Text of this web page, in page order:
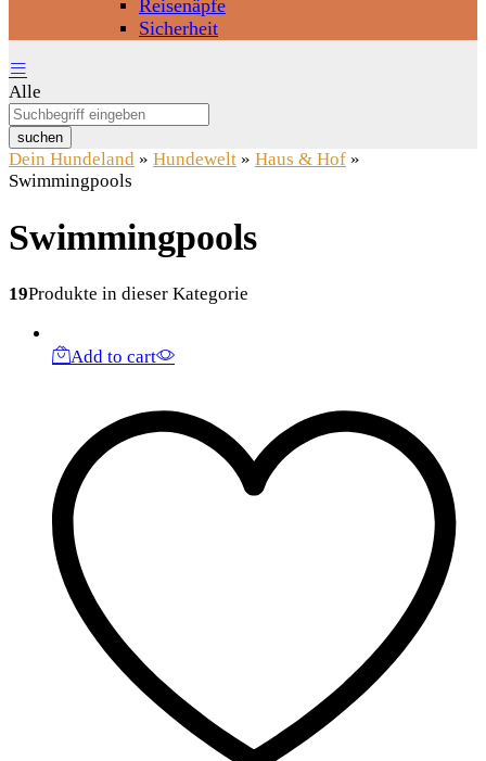
Reisenäpfe
Sicherheit
Alle
suchen
Dein Hundeland » Hundewelt » Haus & Hof »
Swimmingpools
Swimmingpools
19Produkte in dieser Kategorie
Add to cart